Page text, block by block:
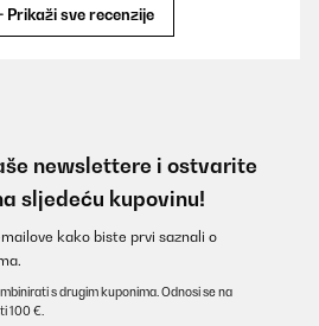
POTVRĐENI PREGLED
Prikaži sve recenzije
newslettere i ostvarite
sljedeću kupovinu!
kako biste prvi saznali o
s drugim kuponima. Odnosi se na
100 €.